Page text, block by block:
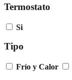
Termostato
Si
Tipo
Frío y Calor